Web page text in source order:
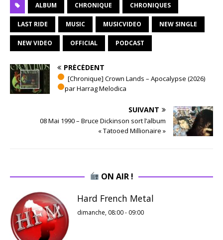
ALBUM CHRONIQUE CHRONIQUES
LAST RIDE MUSIC MUSICVIDEO NEW SINGLE
NEW VIDEO OFFICIAL PODCAST
PRÉCÉDENT
[Chronique] Crown Lands – Apocalypse (2026)
par Harrag Melodica
SUIVANT
08 Mai 1990 – Bruce Dickinson sort l’album
« Tatooed Millionaire »
ON AIR !
Hard French Metal
dimanche, 08:00- 09:00